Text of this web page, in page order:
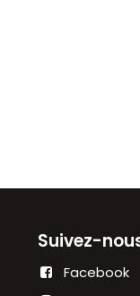
Suivez-
Facebook